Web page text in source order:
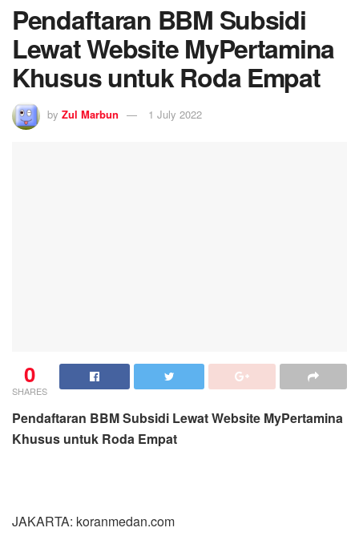
Pendaftaran BBM Subsidi
Lewat Website MyPertamina
Khusus untuk Roda Empat
by Zul Marbun 1 July 2022
0
SHARES
Pendaftaran BBM Subsidi Lewat Website MyPertamina
Khusus untuk Roda Empat
JAKARTA: koranmedan.com